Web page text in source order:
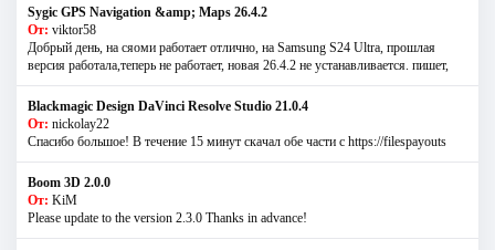
Sygic GPS Navigation &amp; Maps 26.4.2
От: viktor58
Добрый день, на сяоми работает отлично, на Samsung S24 Ultra, прошлая
версия работала,теперь не работает, новая 26.4.2 не устанавливается. пишет,
Blackmagic Design DaVinci Resolve Studio 21.0.4
От: nickolay22
Спасибо большое! В течение 15 минут скачал обе части с https://filespayouts
Boom 3D 2.0.0
От: KiM
Please update to the version 2.3.0 Thanks in advance!